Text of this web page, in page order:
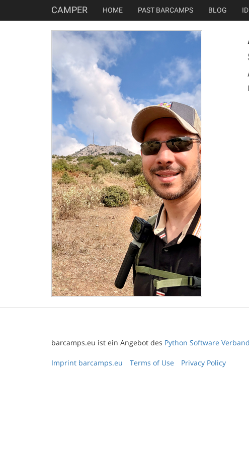
CAMPER HOME PAST BARCAMPS BLOG
barcamps.eu ist ein Angebot des Python Software
Imprint barcamps.eu Terms of Use Privacy Policy